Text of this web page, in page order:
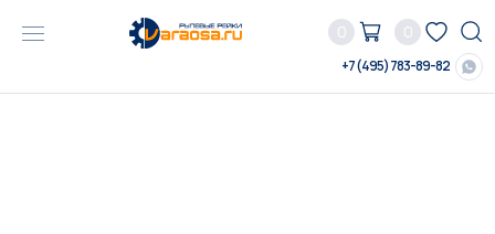
0 0
+7 (495) 783-89-82